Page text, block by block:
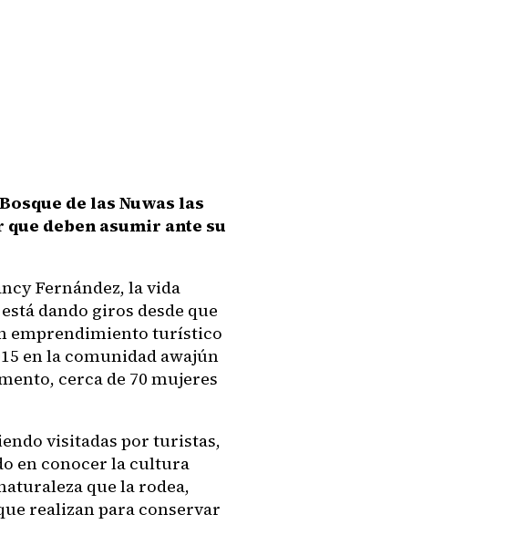
de las Nuwas las
deben asumir ante su
Fernández, la vida
dando giros desde que
emprendimiento turístico
en la comunidad awajún
cerca de 70 mujeres
visitadas por turistas,
en conocer la cultura
que la rodea,
realizan para conservar